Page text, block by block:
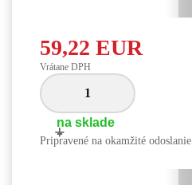
59,22 EUR
Vrátane DPH
-
+
na sklade
Pripravené na okamžité odoslanie